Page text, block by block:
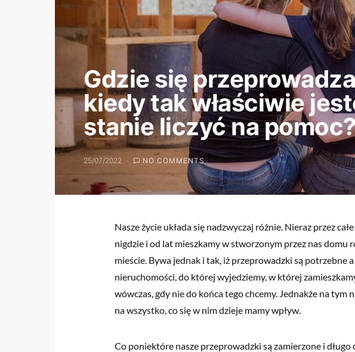
Gdzie się
kiedy tak właściwie
stanie liczyć na
25/07/2022 NO COMMENTS
Nasze życie układa się nadzwyczaj różnie. Nieraz przez
nigdzie i od lat mieszkamy w stworzonym przez nas domu
mieście. Bywa jednak i tak, iż przeprowadzki są potrzebne
nieruchomości, do której wyjedziemy, w której
wówczas, gdy nie do końca tego chcemy. Jednakże na tym
na wszystko, co się w nim dzieje mamy wpływ.
Co poniektóre nasze przeprowadzki są zamierzone i długo